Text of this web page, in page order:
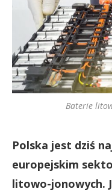
Baterie
Polska jest dziś
europejskim
litowo-jonowych.